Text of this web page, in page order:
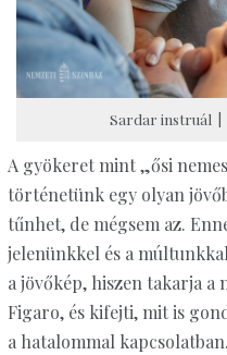
Sardar instruál |
A gyökeret mint „ősi
történetünk egy olyan
tűnhet, de mégsem az.
jelenünkkel és a
a jövőkép, hiszen takarja a
Figaro, és kifejti, mit is
a hatalommal